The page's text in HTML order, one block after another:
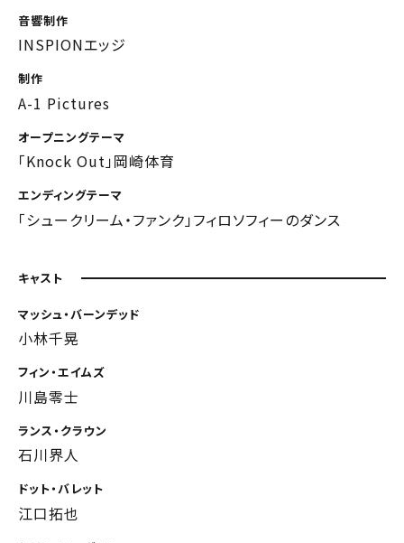
音響制作
INSPIONエッジ
制作
A-1 Pictures
オープニングテーマ
「Knock Out」岡崎体育
エンディングテーマ
「シュークリーム・ファンク」フィロソフィーのダンス
キャスト
マッシュ・バーンデッド
小林千晃
フィン・エイムズ
川島零士
ランス・クラウン
石川界人
ドット・バレット
江口拓也